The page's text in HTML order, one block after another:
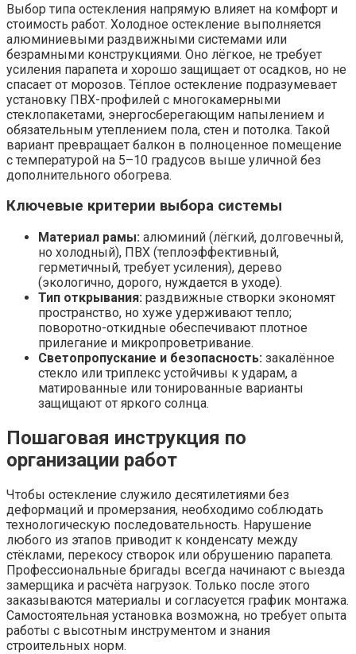
Выбор типа остекления напрямую влияет на комфорт и
стоимость работ. Холодное остекление выполняется
алюминиевыми раздвижными системами или
безрамными конструкциями. Оно лёгкое, не требует
усиления парапета и хорошо защищает от осадков, но не
спасает от морозов. Тёплое остекление подразумевает
установку ПВХ-профилей с многокамерными
стеклопакетами, энергосберегающим напылением и
обязательным утеплением пола, стен и потолка. Такой
вариант превращает балкон в полноценное помещение
с температурой на 5–10 градусов выше уличной без
дополнительного обогрева.
Ключевые критерии выбора системы
Материал рамы: алюминий (лёгкий, долговечный,
но холодный), ПВХ (теплоэффективный,
герметичный, требует усиления), дерево
(экологично, дорого, нуждается в уходе).
Тип открывания: раздвижные створки экономят
пространство, но хуже удерживают тепло;
поворотно-откидные обеспечивают плотное
прилегание и микропроветривание.
Светопропускание и безопасность: закалённое
стекло или триплекс устойчивы к ударам, а
матированные или тонированные варианты
защищают от яркого солнца.
Пошаговая инструкция по
организации работ
Чтобы остекление служило десятилетиями без
деформаций и промерзания, необходимо соблюдать
технологическую последовательность. Нарушение
любого из этапов приводит к конденсату между
стёклами, перекосу створок или обрушению парапета.
Профессиональные бригады всегда начинают с выезда
замерщика и расчёта нагрузок. Только после этого
заказываются материалы и согласуется график монтажа.
Самостоятельная установка возможна, но требует опыта
работы с высотным инструментом и знания
строительных норм.